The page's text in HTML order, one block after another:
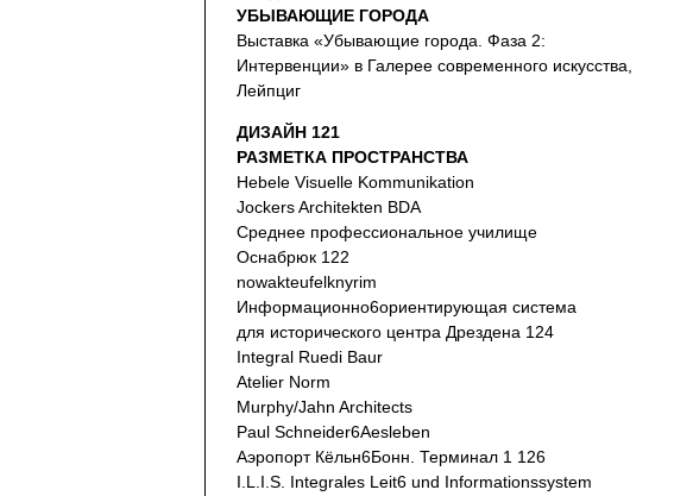
УБЫВАЮЩИЕ ГОРОДА
Выставка «Убывающие города. Фаза 2:
Интервенции» в Галерее современного искусства,
Лейпциг
ДИЗАЙН 121
РАЗМЕТКА ПРОСТРАНСТВА
Hebele Visuelle Kommunikation
Jockers Architekten BDA
Среднее профессиональное училище
Оснабрюк 122
nowakteufelknyrim
Информационно6ориентирующая система
для исторического центра Дрездена 124
Integral Ruedi Baur
Atelier Norm
Murphy/Jahn Architects
Paul Schneider6Aesleben
Аэропорт Кёльн6Бонн. Терминал 1 126
I.L.I.S. Integrales Leit6 und Informationssystem